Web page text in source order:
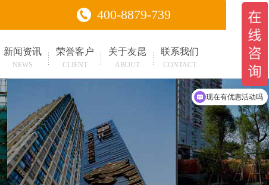
400-8879-739
新闻资讯
NEWS
荣誉客户
CLIENT
关于友昆
ABOUT
联系我们
CONTACT
现在有优惠活动吗